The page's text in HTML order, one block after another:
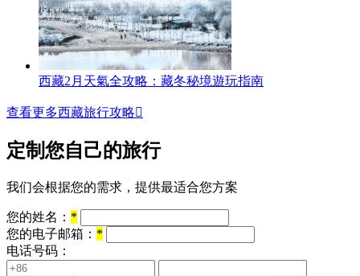
西藏2月天氣全攻略：藏冬秘境遊玩指南
查看更多西藏旅行攻略
定制您自己的旅行
我们会根据您的需求，提供最适合您方案
您的姓名： *
您的电子邮箱： *
电话号码：